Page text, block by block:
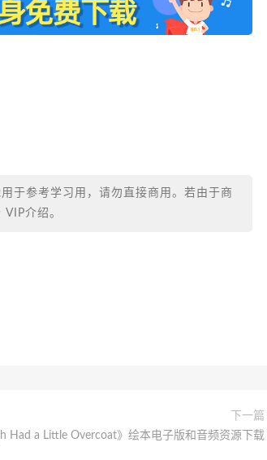
于参考学习用，请勿直接商用。若由于商
介绍。
下一篇
Had a Little Overcoat》绘本电子版和音频资源下载